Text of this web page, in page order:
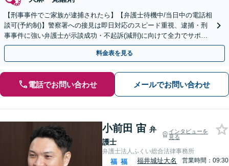
【刑事事件でご家族が逮捕されたら】【弁護士待機中/当日中の電話相
談可(予約制)】警察署への接見は即日対応のスピード重視、逮捕・刑
事事件に強い弁護士が示談成功・不起訴(減刑)に向けて全力でサポー
トします。【加害者側の相談専門】
料金表を見る
電話でお問い合わせ メールでお問い合わせ
小前田 宙 弁
護士
インタビューを
見る
弁護士法人ふくい総合法律事務所
福 福
福井城址大名
営業時間：09:30